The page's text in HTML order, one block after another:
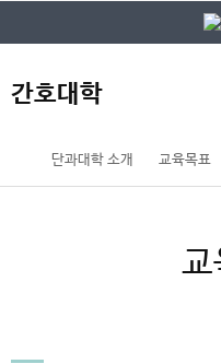
간호대학
페
단과대학 소개 교육목표
교